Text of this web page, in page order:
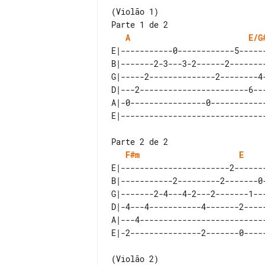
Parte 1 de 2
A
E/
E|-----------0------------
B|-------2-3---3-2------
G|-----2--------------2--------
D|---2-----------------------
A|-0----------------
Parte 2 de 2
F#m
E
E|-----------------------
B|-----------2---------2-------
G|-------2-4---4-2---2-------
D|-4---4-----------4-------
A|---